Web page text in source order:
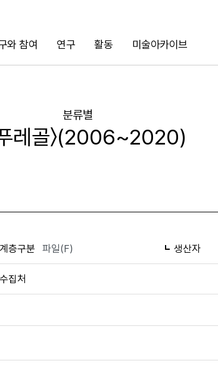
와 참여 연구 활동 미술아카이브
분류별
푸레골〉(2006~2020)
계층구분 파일(F) 생산자
수집처